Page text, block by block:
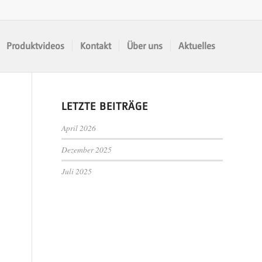
Produktvideos Kontakt Über uns Aktuelles
LETZTE BEITRÄGE
April 2026
Dezember 2025
Juli 2025